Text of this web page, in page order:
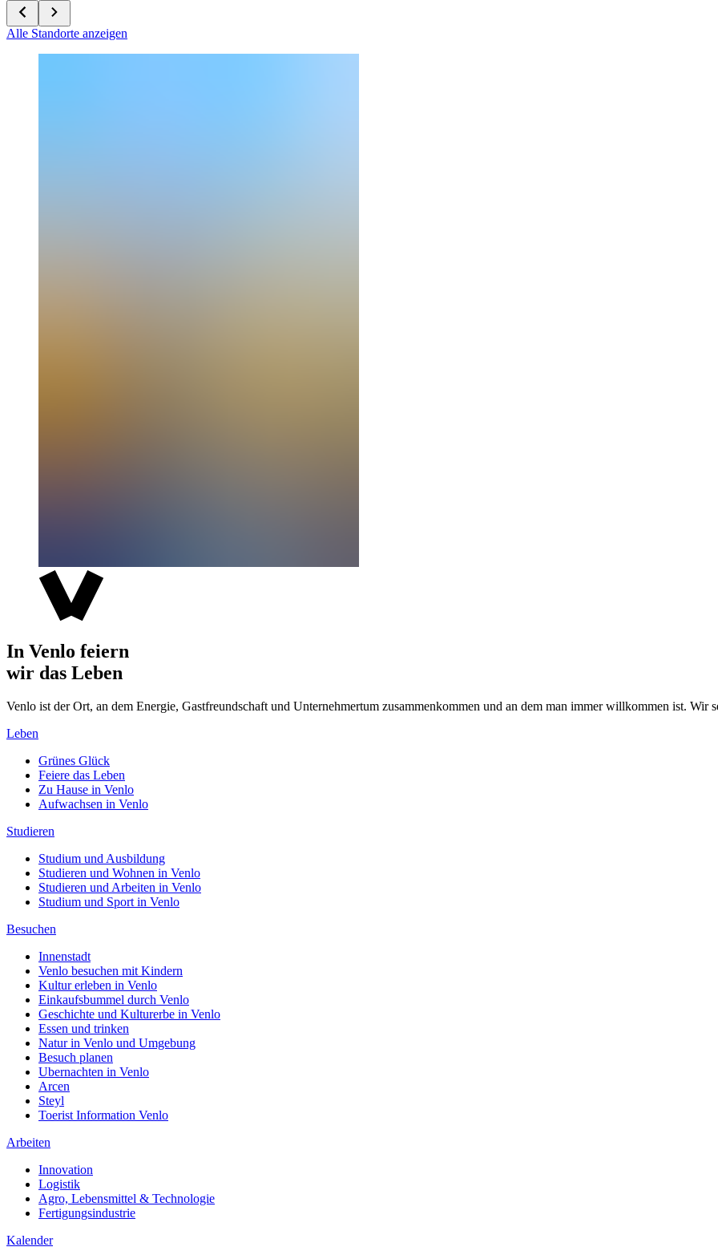
Alle Standorte anzeigen
In Venlo feiern
wir das Leben
Venlo ist der Ort, an dem Energie, Gastfreundschaft und Unternehmertum zusammenkommen und an dem man immer willkommen ist. Wir
Leben
Grünes Glück
Feiere das Leben
Zu Hause in Venlo
Aufwachsen in Venlo
Studieren
Studium und Ausbildung
Studieren und Wohnen in Venlo
Studieren und Arbeiten in Venlo
Studium und Sport in Venlo
Besuchen
Innenstadt
Venlo besuchen mit Kindern
Kultur erleben in Venlo
Einkaufsbummel durch Venlo
Geschichte und Kulturerbe in Venlo
Essen und trinken
Natur in Venlo und Umgebung
Besuch planen
Ubernachten in Venlo
Arcen
Steyl
Toerist Information Venlo
Arbeiten
Innovation
Logistik
Agro, Lebensmittel & Technologie
Fertigungsindustrie
Kalender